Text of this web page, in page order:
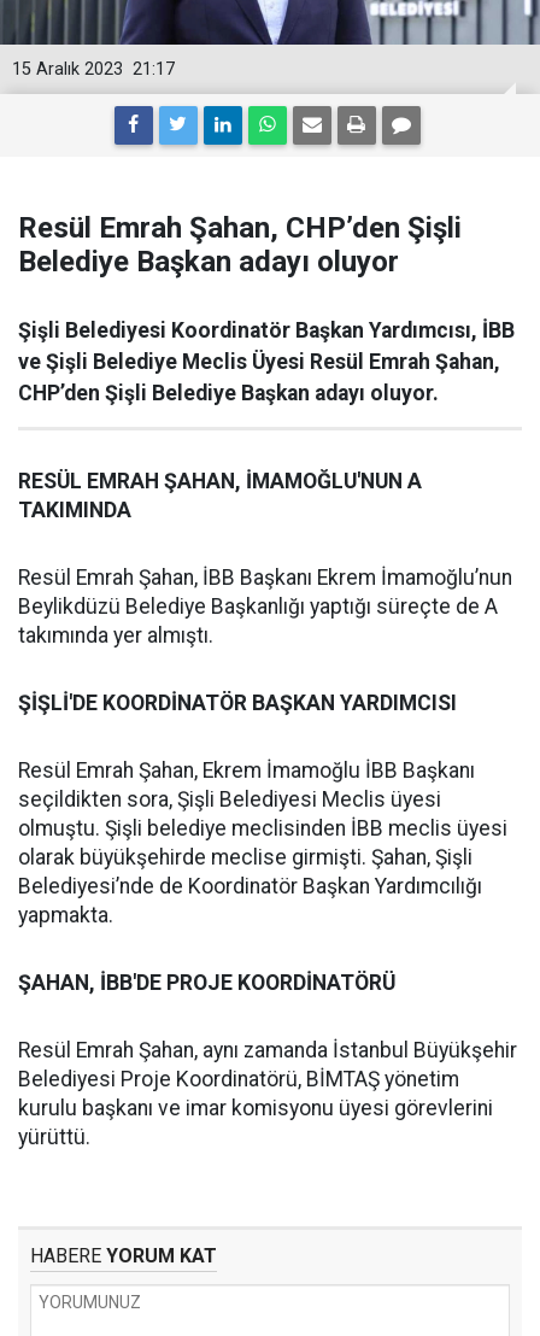
21:17
15 Aralık 2023
Resül Emrah Şahan, CHP’den Şişli
Belediye Başkan adayı oluyor
Şişli Belediyesi Koordinatör Başkan Yardımcısı, İBB
ve Şişli Belediye Meclis Üyesi Resül Emrah Şahan,
CHP’den Şişli Belediye Başkan adayı oluyor.
RESÜL EMRAH ŞAHAN, İMAMOĞLU'NUN A
TAKIMINDA
Resül Emrah Şahan, İBB Başkanı Ekrem İmamoğlu’nun
Beylikdüzü Belediye Başkanlığı yaptığı süreçte de A
takımında yer almıştı.
ŞİŞLİ'DE KOORDİNATÖR BAŞKAN YARDIMCISI
Resül Emrah Şahan, Ekrem İmamoğlu İBB Başkanı
seçildikten sora, Şişli Belediyesi Meclis üyesi
olmuştu. Şişli belediye meclisinden İBB meclis üyesi
olarak büyükşehirde meclise girmişti. Şahan, Şişli
Belediyesi’nde de Koordinatör Başkan Yardımcılığı
yapmakta.
ŞAHAN, İBB'DE PROJE KOORDİNATÖRÜ
Resül Emrah Şahan, aynı zamanda İstanbul Büyükşehir
Belediyesi Proje Koordinatörü, BİMTAŞ yönetim
kurulu başkanı ve imar komisyonu üyesi görevlerini
yürüttü.
HABERE YORUM KAT